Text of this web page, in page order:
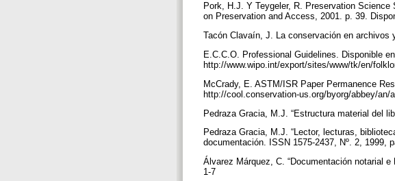
Pork, H.J. Y Teygeler, R. Preservation
on Preservation and Access, 2001. p. 39.
Tacón Clavaín, J. La conservación en
E.C.C.O. Professional Guidelines. Disponible
http://www.wipo.int/export/sites/www/tk/en/
McCrady, E. ASTM/ISR Paper Permanence
http://cool.conservation-us.org/byorg/abbey/an/
Pedraza Gracia, M.J. “Estructura material del
Pedraza Gracia, M.J. “Lector, lecturas,
documentación. ISSN 1575-2437, Nº. 2, 1999,
Álvarez Márquez, C. “Documentación notarial
1-7